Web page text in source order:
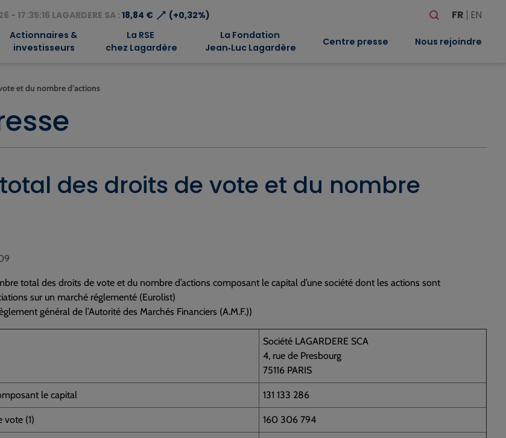
- 17:35:16 LAGARDERE SA : 18,84 €⟶ (+0,32%)
Rechercher
FR EN
Actionnaires &
investisseurs
La RSE
chez Lagardère
La Fondation
Jean‑Luc Lagardère
Centre presse Nous rejoindre
et du nombre d’actions
des droits de vote et du nombre
total des droits de vote et du nombre d’actions composant le capital d’une société dont les actions sont
sur un marché réglementé (Eurolist)
général de l’Autorité des Marchés Financiers (A.M.F.))
Société LAGARDERE SCA
4, rue de Presbourg
75116 PARIS
le capital 131 133 286
vote (1) 160 306 794